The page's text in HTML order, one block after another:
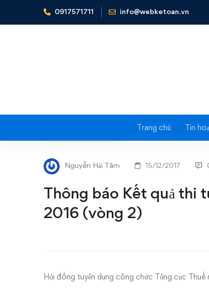
0917571711 info@webketoan.vn
Trang chủ Tin
Home Tin tức - Sự kiện Thông báo Kết quả thi
Thông
báo
Kết
quả
dụng
Nguyễn Hải Tâm 15/12/2017
Thông báo Kết quả thi
2016 (vòng 2)
Hội đồng tuyển dụng công chức Tổng cục